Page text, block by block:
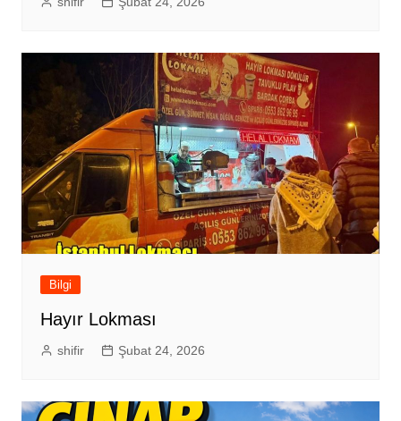
Bilgi
Hayır Lokması
shifir Şubat 24, 2026